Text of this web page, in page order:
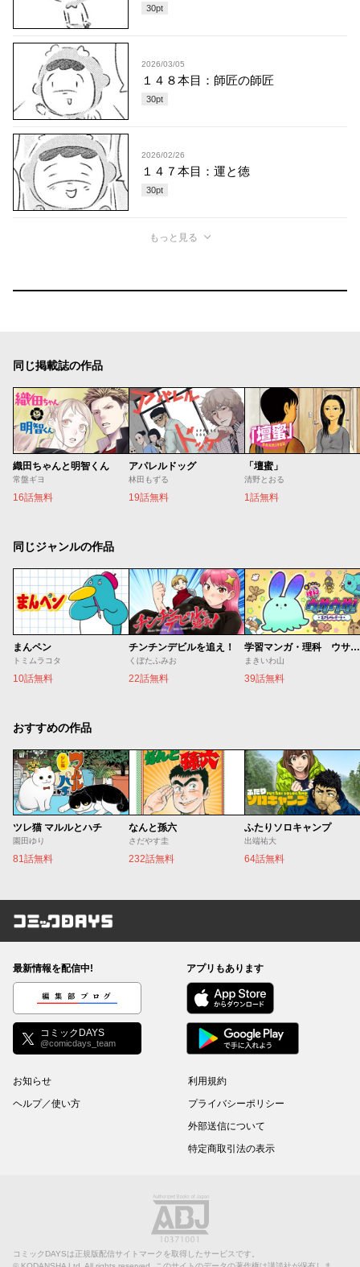
30pt
2026/03/05
１４８本目：師匠の師匠
30pt
2026/02/26
１４７本目：運と徳
30pt
もっと見る
同じ掲載誌の作品
織田ちゃんと明智くん
常盤ギヨ
16話無料
アパレルドッグ
林田もずる
19話無料
「壇蜜」
清野とおる
1話無料
同じジャンルの作品
まんペン
トミムラコタ
10話無料
チンチンデビルを追え！
くぼたふみお
22話無料
学習マンガ・理科 ウサウサ！
まきいわ山
39話無料
おすすめの作品
ツレ猫 マルルとハチ
園田ゆり
81話無料
なんと孫六
さだやす圭
232話無料
ふたりソロキャンプ
出端祐大
64話無料
コミックDAYS
最新情報を配信中!
編集部ブログ
コミックDAYS
@comicdays_team
アプリもあります
お知らせ
ヘルプ／使い方
利用規約
プライバシーポリシー
外部送信について
特定商取引法の表示
コミックDAYSは正規版配信サイトマークを取得したサービスです。